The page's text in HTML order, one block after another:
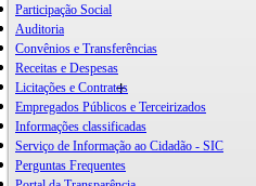
Participação Social
Auditoria
Convênios e Transferências
Receitas e Despesas
Licitações e Contratos
Empregados Públicos e Terceirizados
Informações classificadas
Serviço de Informação ao Cidadão - SIC
Perguntas Frequentes